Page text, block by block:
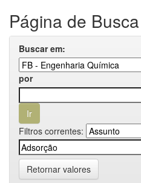
Página de Busca
Buscar em:
por
Filtros correntes:
Retornar valores